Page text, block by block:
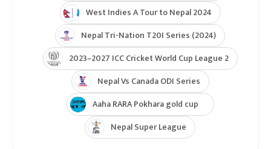
West Indies A Tour to Nepal 2024
Nepal Tri-Nation T20I Series (2024)
2023–2027 ICC Cricket World Cup League 2
Nepal Vs Canada ODI Series
Aaha RARA Pokhara gold cup
Nepal Super League